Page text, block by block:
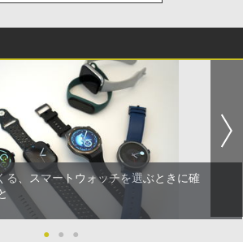
る、スマートウォッチを選ぶときに確
● ● ●